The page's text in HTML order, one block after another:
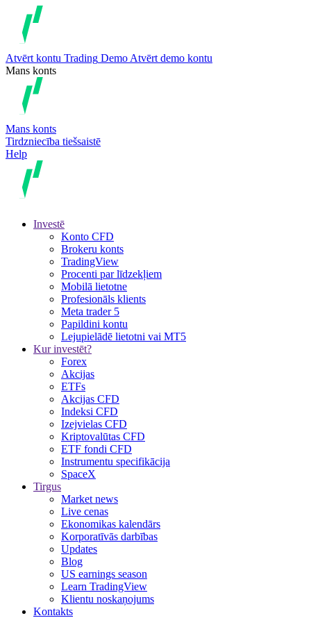
Atvērt kontu Trading Demo Atvērt demo kontu
Mans konts
Mans konts
Tirdzniecība tiešsaistē
Help
Investē
Konto CFD
Brokeru konts
TradingView
Procenti par līdzekļiem
Mobilā lietotne
Profesionāls klients
Meta trader 5
Papildini kontu
Lejupielādē lietotni vai MT5
Kur investēt?
Forex
Akcijas
ETFs
Akcijas CFD
Indeksi CFD
Izejvielas CFD
Kriptovalūtas CFD
ETF fondi CFD
Instrumentu specifikācija
SpaceX
Tirgus
Market news
Live cenas
Ekonomikas kalendārs
Korporatīvās darbības
Updates
Blog
US earnings season
Learn TradingView
Klientu noskaņojums
Kontakts